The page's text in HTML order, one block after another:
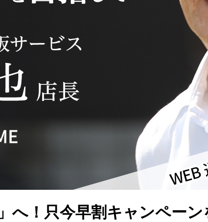
へ！只今早割キャンペー